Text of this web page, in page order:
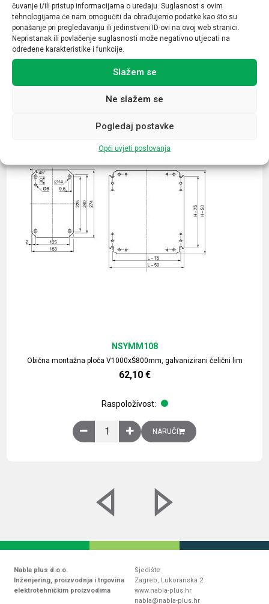
čuvanje i/ili pristup informacijama o uređaju. Suglasnost s ovim
tehnologijama će nam omogućiti da obrađujemo podatke kao što su
ponašanje pri pregledavanju ili jedinstveni ID-ovi na ovoj web stranici.
Nepristanak ili povlačenje suglasnosti može negativno utjecati na
određene karakteristike i funkcije.
Slažem se
Ne slažem se
Pogledaj postavke
Opći uvjeti poslovanja
metal
Povezani proizvodi
Obična montažna ploča V1000xŠ800mm, galvanizirani čelični lim
NSYMM108
62,10 €
Raspoloživost:
Obična montažna ploča V1000xŠ800mm,
NARUČI
Nabla plus d.o.o.
Inženjering, proizvodnja i trgovina
elektrotehničkim proizvodima
Sjedište
Zagreb, Lukoranska 2
www.nabla-plus.hr
nabla@nabla-plus.hr